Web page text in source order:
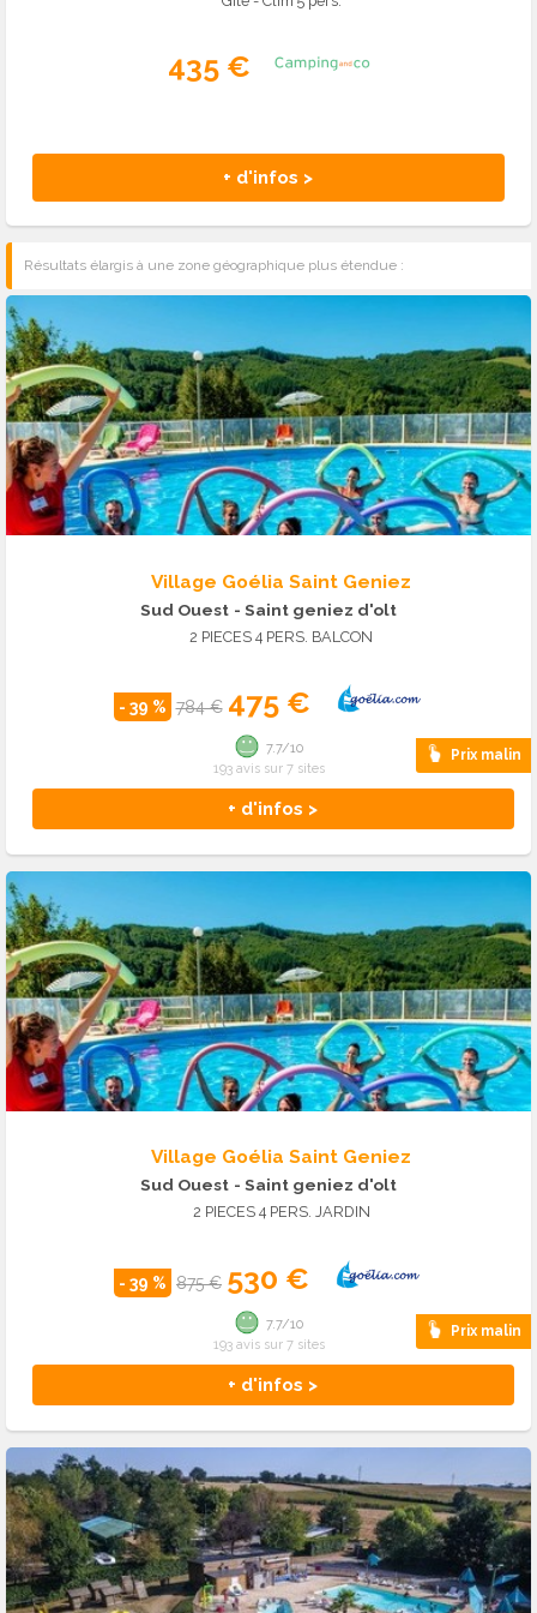
435 €
+ d'infos >
Résultats élargis à une zone géographique plus étendue :
Village Goélia Saint Geniez
Sud Ouest - Saint geniez d'olt
2 PIECES 4 PERS. BALCON
- 39 % 784 € 475 €
Prix malin
+ d'infos >
7.7/10
193 avis sur 7 sites
Village Goélia Saint Geniez
Sud Ouest - Saint geniez d'olt
2 PIECES 4 PERS. JARDIN
- 39 % 875 € 530 €
Prix malin
+ d'infos >
7.7/10
193 avis sur 7 sites